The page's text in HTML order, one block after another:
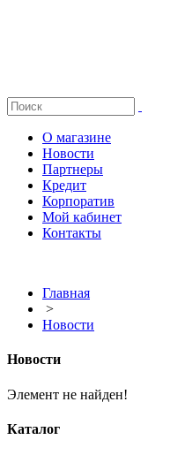
О магазине
Новости
Партнеры
Кредит
Корпоратив
Мой кабинет
Контакты
Главная
>
Новости
Новости
Элемент не найден!
Каталог